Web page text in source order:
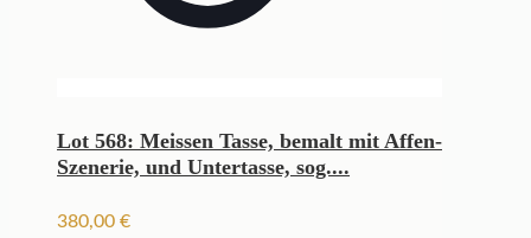
Lot 568: Meissen Tasse, bemalt mit Affen-
Szenerie, und Untertasse, sog....
380,00 €